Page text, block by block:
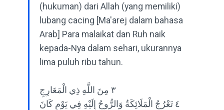
(hukuman) dari Allah (yang memiliki)
lubang cacing [Ma'arej dalam bahasa
Arab] Para malaikat dan Ruh naik
kepada-Nya dalam sehari, ukurannya
lima puluh ribu tahun.
٣ مِنَ اللَّهِ ذِي الْمَعَارِجِ
٤ تَعْرُجُ الْمَلَائِكَةُ وَالرُّوحُ إِلَيْهِ فِي يَوْمٍ كَانَ